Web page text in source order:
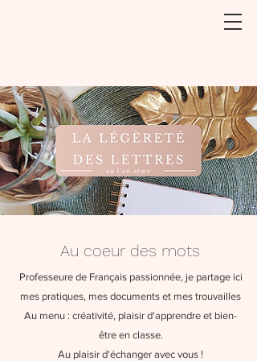
Professeure de Français passionnée, je partage ici
mes pratiques, mes documents et mes trouvailles
Au menu : créativité, plaisir d'apprendre et bien-
être en classe.
Au plaisir d'échanger avec vous !
Au coeur des mots